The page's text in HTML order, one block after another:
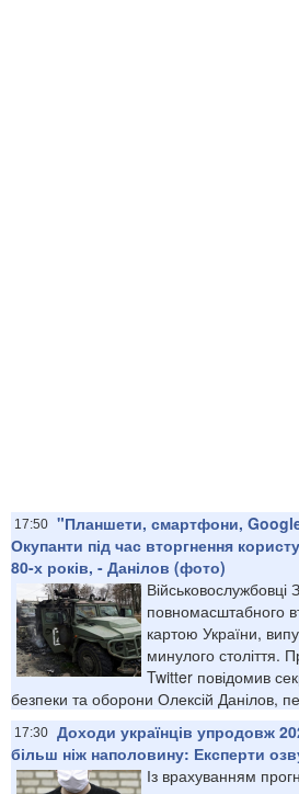
17:50 "Планшети, смартфони,
Окупанти під час вторгнення
80-х років, - Данілов (фото)
повномасштабного
картою України,
минулого століття.
Twitter повідомив
безпеки та оборони Олексій Данілов,
17:30 Доходи українців упродовж
більш ніж наполовину: Експерти
Із врахуванням